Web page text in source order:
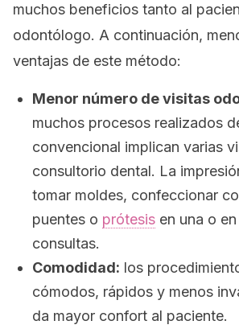
muchos beneficios tanto al
odontólogo. A continuación,
ventajas de este método:
Menor número de visitas
muchos procesos realizados
convencional implican varias
consultorio dental. La
tomar moldes, confeccionar
puentes o prótesis en una o
consultas.
Comodidad: los
cómodos, rápidos y menos
da mayor confort al paciente.